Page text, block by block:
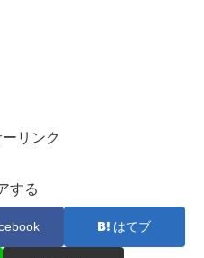
リンク
する
はてブ